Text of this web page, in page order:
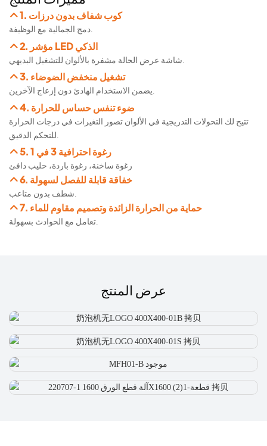
1. كوب شفاف بدون درزات
دمج الجمالية مع الوظيفة.
2. مؤشر LED الذكي
3. تشغيل منخفض الضوضاء
يضمن الاستخدام الهادئ دون إزعاج الآخرين.
4. ضوء تنفس حساس للحرارة
تتيح لك التحولات التدريجية في الألوان تصور التغيرات في درجات الحرارة
5. رغوة احترافية 3 في 1
رغوة ساخنة، رغوة باردة، حليب دافئ
6. خفاقة قابلة للفصل لسهولة
شطف بدون متاعب.
7. حماية من الحرارة الزائدة وتصميم مقاوم للماء
تعامل مع الحوادث بسهولة.
عرض المنتج